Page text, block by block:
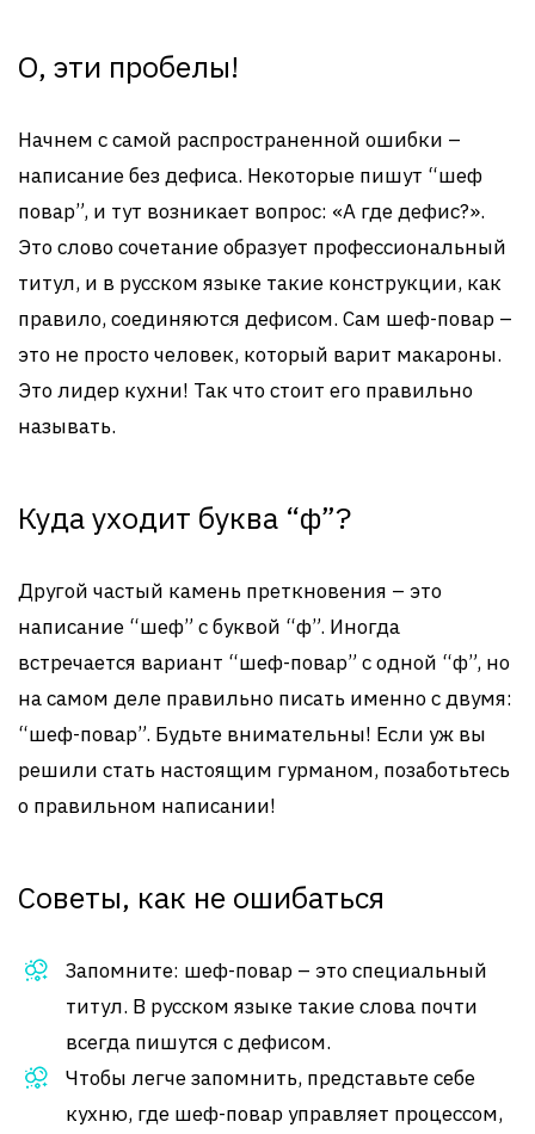
О, эти пробелы!
Начнем с самой распространенной ошибки –
написание без дефиса. Некоторые пишут “шеф
повар”, и тут возникает вопрос: «А где дефис?».
Это слово сочетание образует профессиональный
титул, и в русском языке такие конструкции, как
правило, соединяются дефисом. Сам шеф-повар –
это не просто человек, который варит макароны.
Это лидер кухни! Так что стоит его правильно
называть.
Куда уходит буква “ф”?
Другой частый камень преткновения – это
написание “шеф” с буквой “ф”. Иногда
встречается вариант “шеф-повар” с одной “ф”, но
на самом деле правильно писать именно с двумя:
“шеф-повар”. Будьте внимательны! Если уж вы
решили стать настоящим гурманом, позаботьтесь
о правильном написании!
Советы, как не ошибаться
Запомните: шеф-повар – это специальный
титул. В русском языке такие слова почти
всегда пишутся с дефисом.
Чтобы легче запомнить, представьте себе
кухню, где шеф-повар управляет процессом,